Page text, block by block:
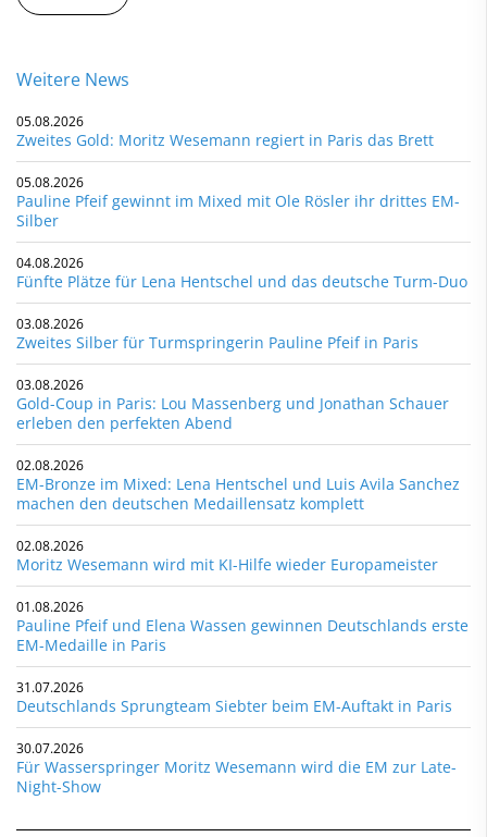
Weitere News
05.08.2026
Zweites Gold: Moritz Wesemann regiert in Paris das Brett
05.08.2026
Pauline Pfeif gewinnt im Mixed mit Ole Rösler ihr drittes EM-
Silber
04.08.2026
Fünfte Plätze für Lena Hentschel und das deutsche Turm-Duo
03.08.2026
Zweites Silber für Turmspringerin Pauline Pfeif in Paris
03.08.2026
Gold-Coup in Paris: Lou Massenberg und Jonathan Schauer
erleben den perfekten Abend
02.08.2026
EM-Bronze im Mixed: Lena Hentschel und Luis Avila Sanchez
machen den deutschen Medaillensatz komplett
02.08.2026
Moritz Wesemann wird mit KI-Hilfe wieder Europameister
01.08.2026
Pauline Pfeif und Elena Wassen gewinnen Deutschlands erste
EM-Medaille in Paris
31.07.2026
Deutschlands Sprungteam Siebter beim EM-Auftakt in Paris
30.07.2026
Für Wasserspringer Moritz Wesemann wird die EM zur Late-
Night-Show